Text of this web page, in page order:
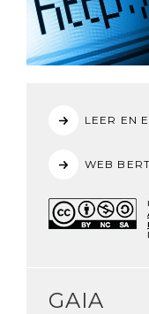
LEER EN
WEB
GAIA